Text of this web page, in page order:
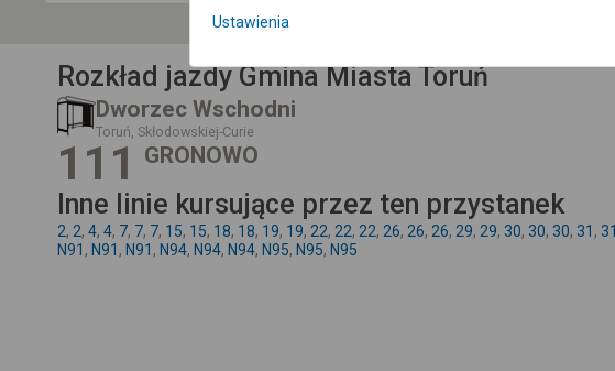
Rozkład jazdy Gmina Miasta Toruń
Dworzec Wschodni
Toruń, Skłodowskiej-Curie
111 GRONOWO
Inne linie kursujące przez ten przystanek
2, 2, 4, 4, 7, 7, 7, 15, 15, 18, 18, 19, 19, 22, 22, 22, 26, 26, 26, 29, 29, 30, 30, 30, 31 , 31
N91 , N91 , N91 , N94, N94, N94, N95, N95, N95
Ustawienia